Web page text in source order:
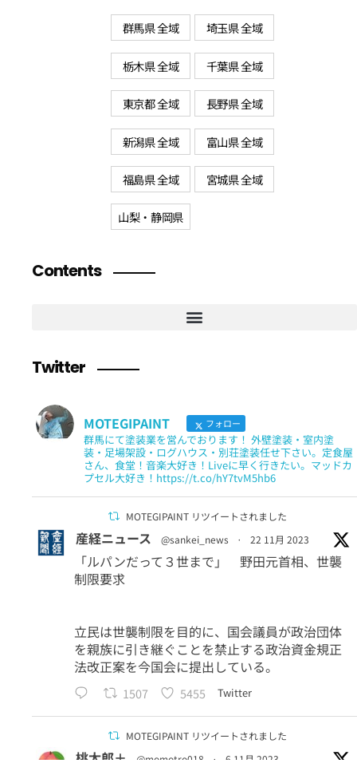
群馬県 全域 埼玉県 全域
栃木県 全域 千葉県 全域
東京都 全域 長野県 全域
新潟県 全域 富山県 全域
福島県 全域 宮城県 全域
山梨・静岡県
Contents
Twitter
MOTEGIPAINT フォロー
群馬にて塗装業を営んでおります！ 外壁塗装・室内塗
装・足場架設・ログハウス・別荘塗装任せ下さい。定食屋
さん、食堂！音楽大好き！Liveに早く行きたい。マッドカ
プセル大好き！https://t.co/hY7tvM5hb6
MOTEGIPAINT リツイートされました
産経ニュース @sankei_news · 22 11月 2023
「ルパンだって３世まで」 野田元首相、世襲
制限要求
立民は世襲制限を目的に、国会議員が政治団体
を親族に引き継ぐことを禁止する政治資金規正
法改正案を今国会に提出している。
1507 5455 Twitter
MOTEGIPAINT リツイートされました
桃太郎＋ @momotro018 · 6 11月 2023